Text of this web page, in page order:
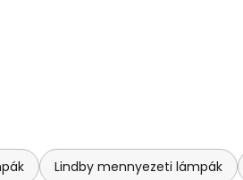
Lindby mennyezeti lámpák